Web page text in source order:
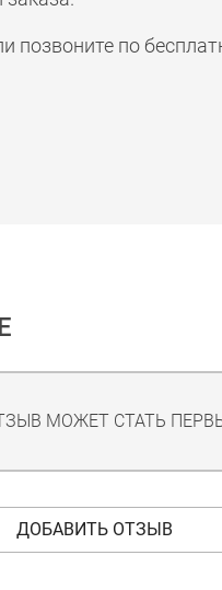
позвоните по
МОЖЕТ СТАТЬ
ДОБАВИТЬ ОТЗЫВ